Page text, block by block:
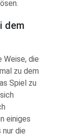
dem
Weise, die
zu dem
Spiel zu
einiges
die